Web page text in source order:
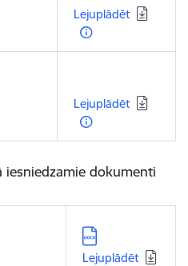
Lejuplādēt
Lejuplādēt
iesniedzamie dokumenti
Lejupielādēt:
Lejuplādēt